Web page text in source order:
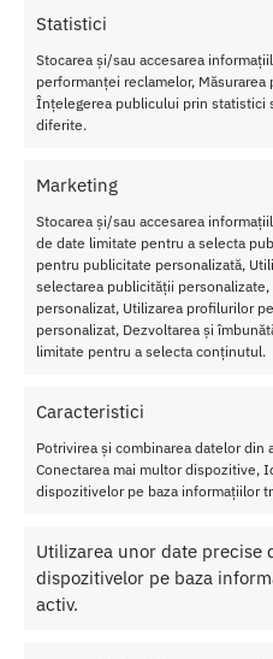
Statistici
Stocarea și/sau accesarea
performanței reclamelor,
Înțelegerea publicului prin statistici
diferite.
Marketing
Stocarea și/sau accesarea
de date limitate pentru a selecta
pentru publicitate personalizată,
selectarea publicității
personalizat, Utilizarea profilurilor
personalizat, Dezvoltarea și
limitate pentru a selecta conținutul.
Caracteristici
Potrivirea și combinarea datelor din
Conectarea mai multor dispozitive,
dispozitivelor pe baza informațiilor
Utilizarea unor date precise
dispozitivelor pe baza
activ.
Lumanare pentru Masaj Shunga
Adaugă în coș
Afișez toate cele 3 rezultate
Pentru toate comenziile de
Retur Gratis in 21 zile
Toate comenzile pot fi
Discretie Maxima
Toate produsele sunt livrate